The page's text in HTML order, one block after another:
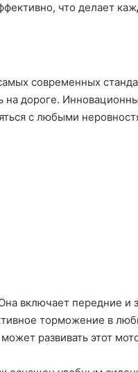
что делает
современных
на дороге.
с любыми
включает передние и
торможение в
развивать этот